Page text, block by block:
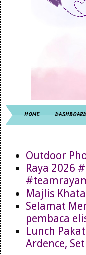
HOME DASHBOARD
Outdoor
Raya 2026
Majlis
Selamat
pembaca
Lunch
Ardence,